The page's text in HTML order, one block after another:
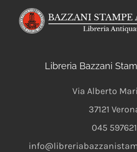
Libreria Bazzani
Via Alberto
37121
045 597621